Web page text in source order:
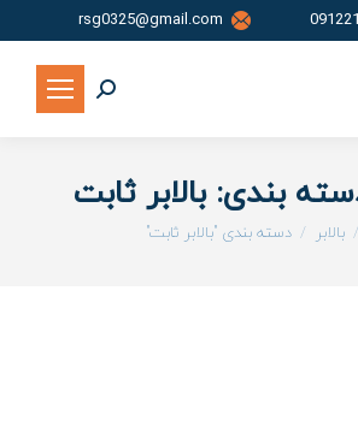
rsg0325@gmail.com
جستجو:
بندی:بالابر ثابت
هستید: بالابر دسته بندی "بالابر ثابت"